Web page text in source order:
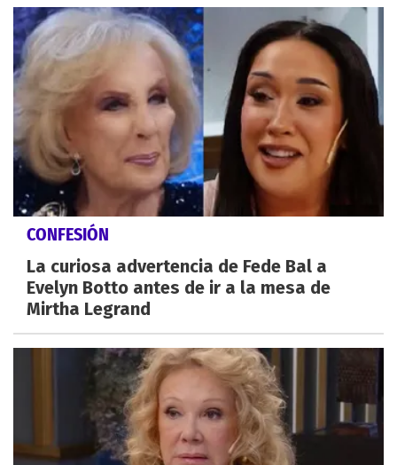
CONFESIÓN
La curiosa advertencia de Fede Bal a
Evelyn Botto antes de ir a la mesa de
Mirtha Legrand